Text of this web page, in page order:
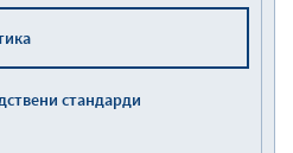
стандарди